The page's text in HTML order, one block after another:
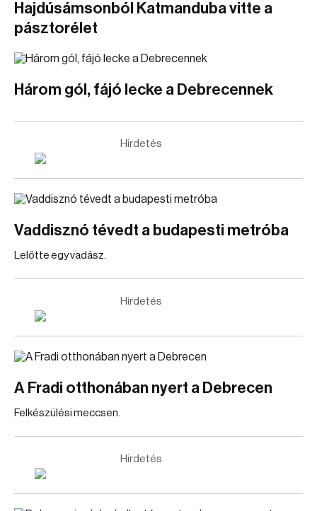
Hajdúsámsonból Katmanduba vitte a
pásztorélet
Három gól, fájó lecke a Debrecennek
Hirdetés
Vaddisznó tévedt a budapesti metróba
Lelőtte egy vadász.
Hirdetés
A Fradi otthonában nyert a Debrecen
Felkészülési meccsen.
Hirdetés